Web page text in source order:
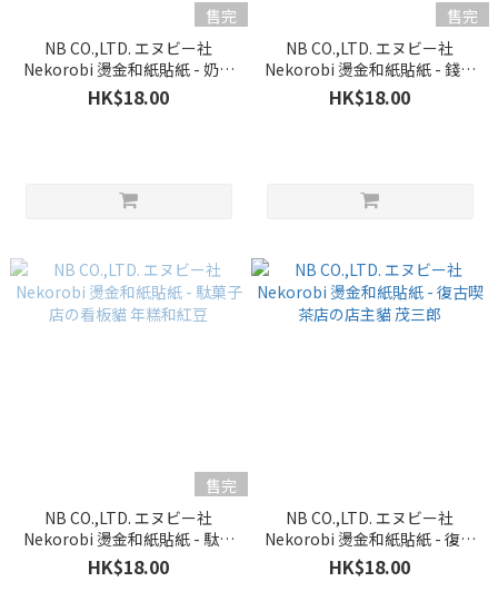
售完
NB CO.,LTD. エヌビー社
Nekorobi 燙金和紙貼紙 - 奶奶
の貓，Chibi 和 Miiko
HK$18.00
售完
NB CO.,LTD. エヌビー社
Nekorobi 燙金和紙貼紙 - 錢湯
の番台貓 湯之助
HK$18.00
售完
NB CO.,LTD. エヌビー社
Nekorobi 燙金和紙貼紙 - 駄菓
子店の看板貓 年糕和紅豆
HK$18.00
NB CO.,LTD. エヌビー社
Nekorobi 燙金和紙貼紙 - 復古
喫茶店の店主貓 茂三郎
HK$18.00